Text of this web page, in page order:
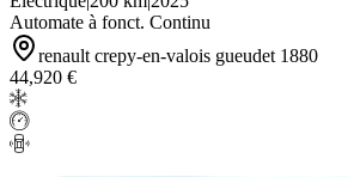
Automate à fonct. Continu
renault crepy-en-valois gueudet 1880
44,920 €